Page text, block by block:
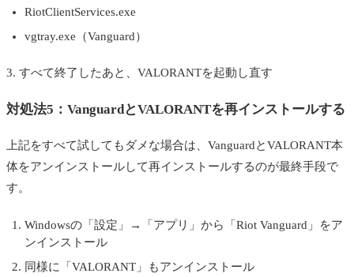
RiotClientServices.exe
vgtray.exe（Vanguard）
3. すべて終了したあと、VALORANTを起動し直す
対処法5：VanguardとVALORANTを再インストールする
上記をすべて試してもダメな場合は、VanguardとVALORANT本
体をアンインストールして再インストールするのが最終手段で
す。
Windowsの「設定」→「アプリ」から「Riot Vanguard」をア
ンインストール
同様に「VALORANT」もアンインストール